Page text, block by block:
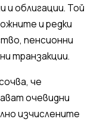
и облигации. Той
и редки
пенсионни
транзакции.
че
очевидни
изчислените